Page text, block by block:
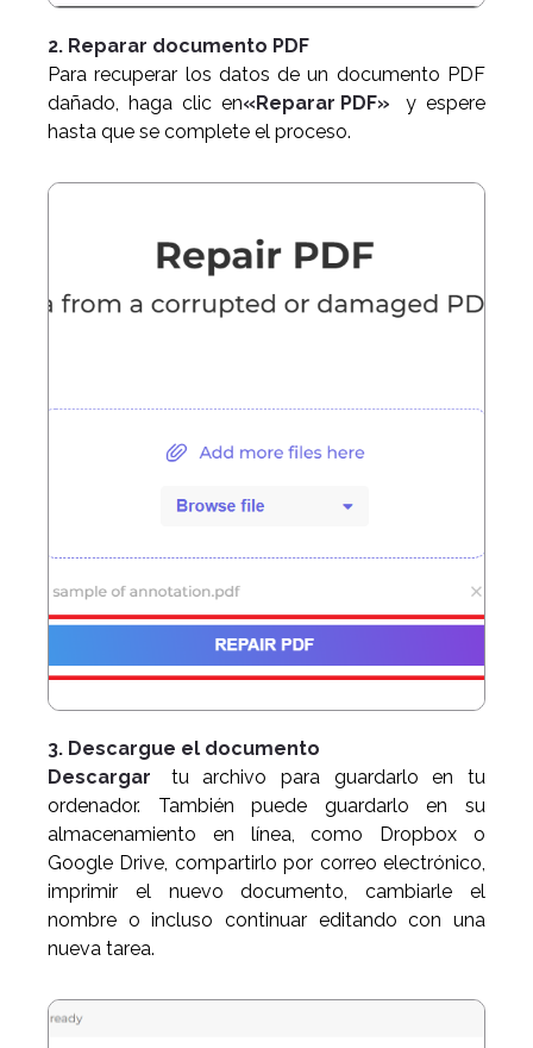
2. Reparar documento PDF
Para recuperar los datos de un documento PDF
dañado, haga clic en«Reparar PDF»
y espere
hasta que se complete el proceso.
3. Descargue el documento
Descargar
tu archivo para guardarlo en tu
ordenador. También puede guardarlo en su
almacenamiento en línea, como Dropbox o
Google Drive, compartirlo por correo electrónico,
imprimir el nuevo documento, cambiarle el
nombre o incluso continuar editando con una
nueva tarea.